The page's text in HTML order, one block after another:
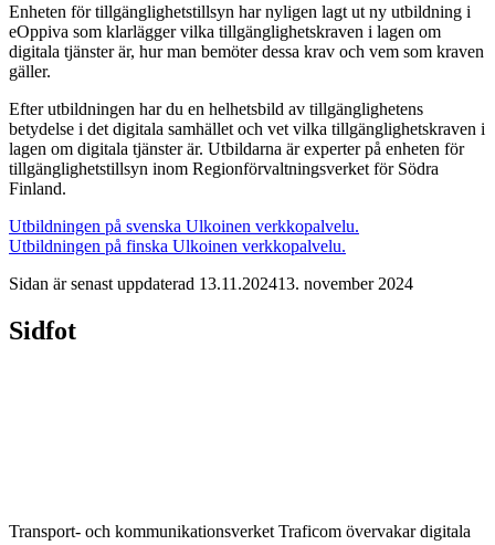
Enheten för tillgänglighetstillsyn har nyligen lagt ut ny utbildning i
eOppiva som klarlägger vilka tillgänglighetskraven i lagen om
digitala tjänster är, hur man bemöter dessa krav och vem som kraven
gäller.
Efter utbildningen har du en helhetsbild av tillgänglighetens
betydelse i det digitala samhället och vet vilka tillgänglighetskraven i
lagen om digitala tjänster är. Utbildarna är experter på enheten för
tillgänglighetstillsyn inom Regionförvaltningsverket för Södra
Finland.
Utbildningen på svenska Ulkoinen verkkopalvelu.
Utbildningen på finska Ulkoinen verkkopalvelu.
Sidan är senast uppdaterad 13.11.202413. november 2024
Sidfot
Transport- och kommunikationsverket Traficom övervakar digitala